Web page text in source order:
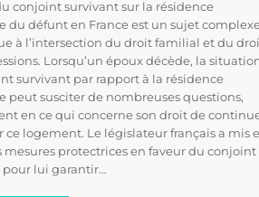
conjoint survivant sur la résidence
du défunt en France est un sujet
à l’intersection du droit familial et du
Lorsqu’un époux décède, la
survivant par rapport à la résidence
peut susciter de nombreuses questions,
en ce qui concerne son droit de
ce logement. Le législateur français a mis
mesures protectrices en faveur du conjoint
lui garantir…